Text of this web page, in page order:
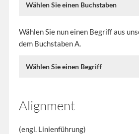
Wählen Sie einen Buchstaben
Wählen Sie nun einen Begriff aus
dem Buchstaben A.
Wählen Sie einen Begriff
Alignment
(engl. Linienführung)